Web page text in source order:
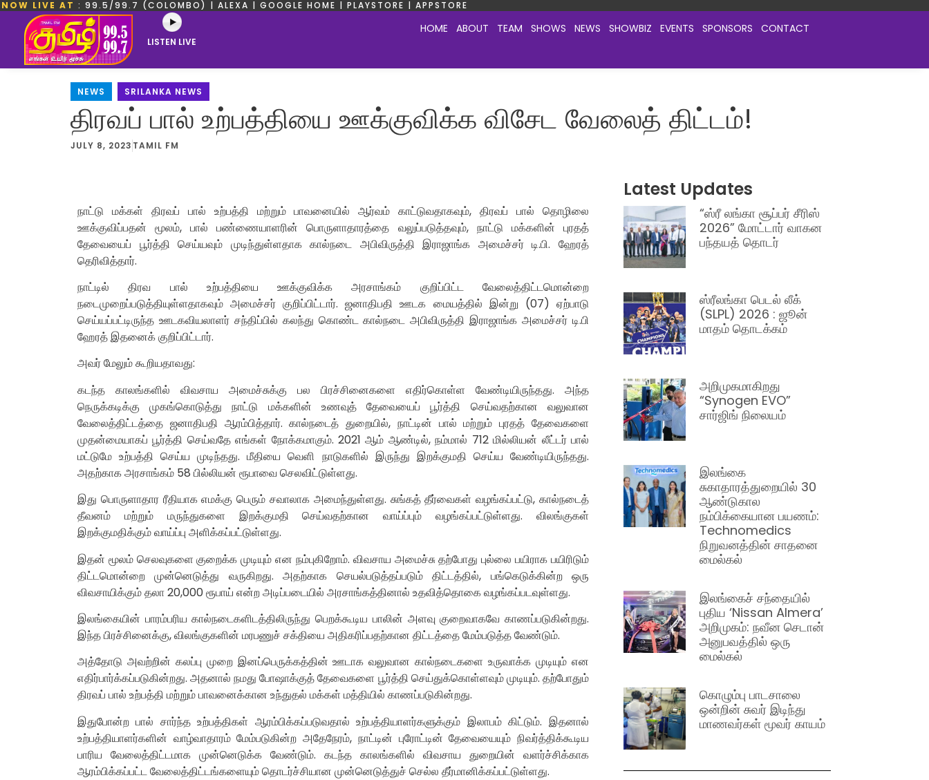
NOW LIVE AT : 99.5/99.7 (COLOMBO) | ALEXA | GOOGLE HOME | PLAYSTORE | APPSTORE
LISTEN LIVE
HOME ABOUT TEAM SHOWS NEWS SHOWBIZ EVENTS SPONSORS CONTACT
NEWS SRILANKA NEWS
திரவப் பால் உற்பத்தியை ஊக்குவிக்க விசேட வேலைத் திட்டம்!
JULY 8, 2023 TAMIL FM
நாட்டு மக்கள் திரவப் பால் உற்பத்தி மற்றும் பாவனையில் ஆர்வம் காட்டுவதாகவும், திரவப் பால் தொழிலை
ஊக்குவிப்பதன் மூலம், பால் பண்ணையாளரின் பொருளாதாரத்தை வலுப்படுத்தவும், நாட்டு மக்களின் புரதத்
தேவையைப் பூர்த்தி செய்யவும் முடிந்துள்ளதாக கால்நடை அபிவிருத்தி இராஜாங்க அமைச்சர் டி.பி. ஹேரத்
தெரிவித்தார்.
நாட்டில் திரவ பால் உற்பத்தியை ஊக்குவிக்க அரசாங்கம் குறிப்பிட்ட வேலைத்திட்டமொன்றை
நடைமுறைப்படுத்தியுள்ளதாகவும் அமைச்சர் குறிப்பிட்டார். ஜனாதிபதி ஊடக மையத்தில் இன்று (07) ஏற்பாடு
செய்யப்பட்டிருந்த ஊடகவியலாளர் சந்திப்பில் கலந்து கொண்ட கால்நடை அபிவிருத்தி இராஜாங்க அமைச்சர் டி.பி
ஹேரத் இதனைக் குறிப்பிட்டார்.
அவர் மேலும் கூறியதாவது:
கடந்த காலங்களில் விவசாய அமைச்சுக்கு பல பிரச்சினைகளை எதிர்கொள்ள வேண்டியிருந்தது. அந்த
நெருக்கடிக்கு முகங்கொடுத்து நாட்டு மக்களின் உணவுத் தேவையைப் பூர்த்தி செய்வதற்கான வலுவான
வேலைத்திட்டத்தை ஜனாதிபதி ஆரம்பித்தார். கால்நடைத் துறையில், நாட்டின் பால் மற்றும் புரதத் தேவைகளை
முதன்மையாகப் பூர்த்தி செய்வதே எங்கள் நோக்கமாகும். 2021 ஆம் ஆண்டில், நம்மால் 712 மில்லியன் லீட்டர் பால்
மட்டுமே உற்பத்தி செய்ய முடிந்தது. மீதியை வெளி நாடுகளில் இருந்து இறக்குமதி செய்ய வேண்டியிருந்தது.
அதற்காக அரசாங்கம் 58 பில்லியன் ரூபாவை செலவிட்டுள்ளது.
இது பொருளாதார ரீதியாக எமக்கு பெரும் சவாலாக அமைந்துள்ளது. சுங்கத் தீர்வைகள் வழங்கப்பட்டு, கால்நடைத்
தீவனம் மற்றும் மருந்துகளை இறக்குமதி செய்வதற்கான வாய்ப்பும் வழங்கப்பட்டுள்ளது. விலங்குகள்
இறக்குமதிக்கும் வாய்ப்பு அளிக்கப்பட்டுள்ளது.
இதன் மூலம் செலவுகளை குறைக்க முடியும் என நம்புகிறோம். விவசாய அமைச்சு தற்போது புல்லை பயிராக பயிரிடும்
திட்டமொன்றை முன்னெடுத்து வருகிறது. அதற்காக செயல்படுத்தப்படும் திட்டத்தில், பங்கெடுக்கின்ற ஒரு
விவசாயிக்கும் தலா 20,000 ரூபாய் என்ற அடிப்படையில் அரசாங்கத்தினால் உதவித்தொகை வழங்கப்படவுள்ளது.
இலங்கையின் பாரம்பரிய கால்நடைகளிடத்திலிருந்து பெறக்கூடிய பாலின் அளவு குறைவாகவே காணப்படுகின்றது.
இந்த பிரச்சினைக்கு, விலங்குகளின் மரபணுச் சக்தியை அதிகரிப்பதற்கான திட்டத்தை மேம்படுத்த வேண்டும்.
அத்தோடு அவற்றின் கலப்பு முறை இனப்பெருக்கத்தின் ஊடாக வலுவான கால்நடைகளை உருவாக்க முடியும் என
எதிர்பார்க்கப்படுகின்றது. அதனால் நமது போஷாக்குத் தேவைகளை பூர்த்தி செய்துக்கொள்ளவும் முடியும். தற்போதும்
திரவப் பால் உற்பத்தி மற்றும் பாவனைக்கான உந்துதல் மக்கள் மத்தியில் காணப்படுகின்றது.
இதுபோன்ற பால் சார்ந்த உற்பத்திகள் ஆரம்பிக்கப்படுவதால் உற்பத்தியாளர்களுக்கும் இலாபம் கிட்டும். இதனால்
உற்பத்தியாளர்களின் வாழ்வாதாரம் மேம்படுகின்ற அதேநேரம், நாட்டின் புரோட்டின் தேவையையும் நிவர்த்திக்கூடிய
பாரிய வேலைத்திட்டமாக முன்னெடுக்க வேண்டும். கடந்த காலங்களில் விவசாய துறையின் வளர்ச்சிக்காக
ஆரம்பிக்கப்பட்ட வேலைத்திட்டங்களையும் தொடர்ச்சியான முன்னெடுத்துச் செல்ல தீர்மானிக்கப்பட்டுள்ளது.
Latest Updates
“ஸ்ரீ லங்கா சூப்பர் சீரிஸ்
2026” மோட்டார் வாகன
பந்தயத் தொடர்
ஸ்ரீலங்கா பெடல் லீக்
(SLPL) 2026 : ஜூன்
மாதம் தொடக்கம்
அறிமுகமாகிறது
“Synogen EVO”
சார்ஜிங் நிலையம்
இலங்கை
சுகாதாரத்துறையில் 30
ஆண்டுகால
நம்பிக்கையான பயணம்:
Technomedics
நிறுவனத்தின் சாதனை
மைல்கல்
இலங்கைச் சந்தையில்
புதிய ‘Nissan Almera’
அறிமுகம்: நவீன செடான்
அனுபவத்தில் ஒரு
மைல்கல்
கொழும்பு பாடசாலை
ஒன்றின் சுவர் இடிந்து
மாணவர்கள் மூவர் காயம்